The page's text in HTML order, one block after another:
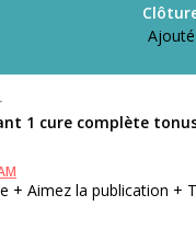
1 cure complète
+ Aimez la publication +